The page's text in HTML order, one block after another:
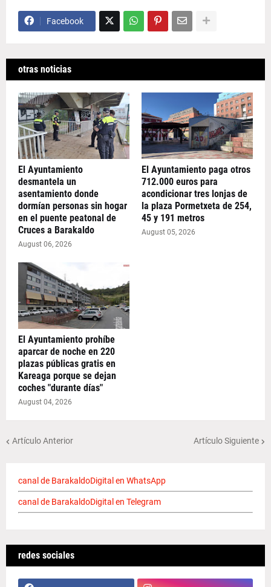
Facebook
otras noticias
El Ayuntamiento
desmantela un
asentamiento donde
dormían personas sin hogar
en el puente peatonal de
Cruces a Barakaldo
August 06, 2026
El Ayuntamiento paga otros
712.000 euros para
acondicionar tres lonjas de
la plaza Pormetxeta de 254,
45 y 191 metros
August 05, 2026
El Ayuntamiento prohíbe
aparcar de noche en 220
plazas públicas gratis en
Kareaga porque se dejan
coches "durante días"
August 04, 2026
Artículo Anterior Artículo Siguiente
canal de BarakaldoDigital en WhatsApp
canal de BarakaldoDigital en Telegram
redes sociales